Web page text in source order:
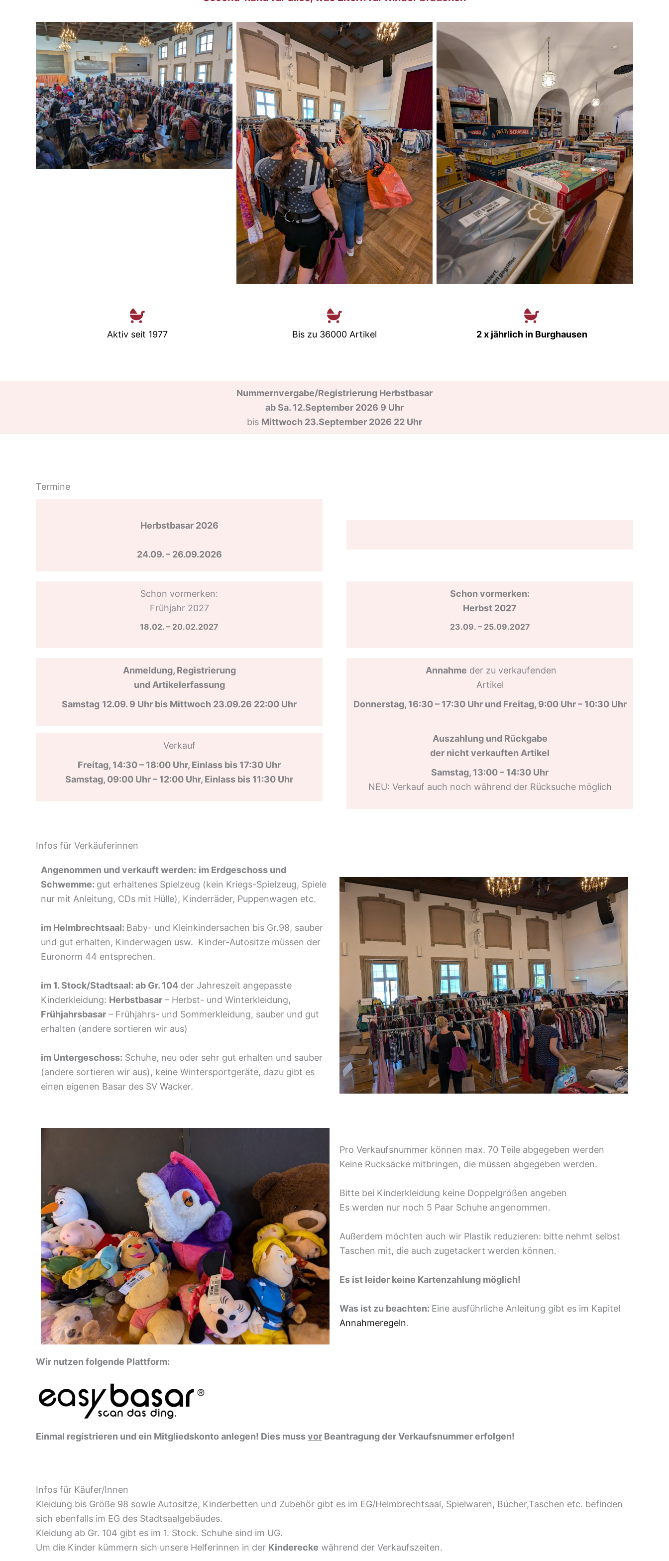
Aktiv seit 1977 Bis zu 36000 Artikel 2 x jährlich in Burghausen
Nummernvergabe/Registrierung Herbstbasar
ab Sa. 12.September 2026 9 Uhr
bis Mittwoch 23.September 2026 22 Uhr
Termine
Herbstbasar 2026
24.09. – 26.09.2026
Schon vormerken:
Frühjahr 2027
18.02. – 20.02.2027
Schon vormerken:
Herbst 2027
23.09. – 25.09.2027
Anmeldung, Registrierung
undArtikelerfassung
Samstag 12.09. 9 Uhr bis Mittwoch 23.09.26 22:00 Uhr
Annahme der zu verkaufenden
Artikel
Donnerstag, 16:30 – 17:30 Uhr und Freitag, 9:00 Uhr – 10:30 Uhr
Verkauf
Freitag, 14:30 – 18:00 Uhr, Einlass bis 17:30 Uhr
Samstag, 09:00 Uhr – 12:00 Uhr, Einlass bis 11:30 Uhr
Auszahlung und Rückgabe
der nicht verkauften Artikel
Samstag, 13:00 – 14:30 Uhr
NEU: Verkauf auch noch während der Rücksuche möglich
Infos für Verkäuferinnen
Angenommen und verkauft werden: im Erdgeschoss und
Schwemme: gut erhaltenes Spielzeug (kein Kriegs-Spielzeug, Spiele
nur mit Anleitung, CDs mit Hülle), Kinderräder, Puppenwagen etc.
im Helmbrechtsaal: Baby- und Kleinkindersachen bis Gr.98, sauber
und gut erhalten, Kinderwagen usw. Kinder-Autositze müssen der
Euronorm 44 entsprechen.
im 1. Stock/Stadtsaal: ab Gr. 104 der Jahreszeit angepasste
Kinderkleidung: Herbstbasar – Herbst- und Winterkleidung,
Frühjahrsbasar – Frühjahrs- und Sommerkleidung, sauber und gut
erhalten (andere sortieren wir aus)
im Untergeschoss: Schuhe, neu oder sehr gut erhalten und sauber
(andere sortieren wir aus), keine Wintersportgeräte, dazu gibt es
einen eigenen Basar des SV Wacker.
Pro Verkaufsnummer können max. 70 Teile abgegeben werden
Keine Rucksäcke mitbringen, die müssen abgegeben werden.
Bitte bei Kinderkleidung keine Doppelgrößen angeben
Es werden nur noch 5 Paar Schuhe angenommen.
Außerdem möchten auch wir Plastik reduzieren: bitte nehmt selbst
Taschen mit, die auch zugetackert werden können.
Es ist leider keine Kartenzahlung möglich!
Was ist zu beachten: Eine ausführliche Anleitung gibt es im Kapitel
Annahmeregeln.
Wir nutzen folgende Plattform:
Einmal registrieren und ein Mitgliedskonto anlegen! Dies mussvor Beantragung der Verkaufsnummer erfolgen!
Infos für Käufer/Innen
Kleidung bis Größe 98 sowie Autositze, Kinderbetten und Zubehör gibt es im EG/Helmbrechtsaal, Spielwaren, Bücher,Taschen etc. befinden
sich ebenfalls im EG des Stadtsaalgebäudes.
Kleidung ab Gr. 104 gibt es im 1. Stock. Schuhe sind im UG.
Um die Kinder kümmern sich unsere Helferinnen in der Kinderecke während der Verkaufszeiten.